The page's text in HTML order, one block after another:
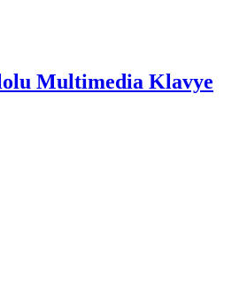
Multimedia Klavye